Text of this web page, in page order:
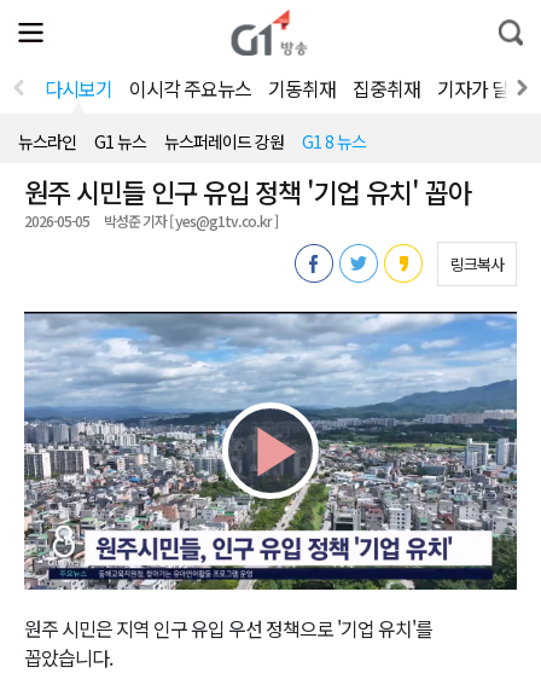
전
체
뉴
열
통
합
색
다시보기 이시각 주요뉴스 기동취재 집중취재 기자가 달려
뉴스라인 G1 뉴스 뉴스퍼레이드 강원 G1 8 뉴스
원주 시민들 인구 유입 정책 '기업 유치' 꼽아
2026-05-05 박성준 기자 [ yes@g1tv.co.kr ]
링크복사
Play
Video
원주 시민은 지역 인구 유입 우선 정책으로 '기업 유치'를
꼽았습니다.